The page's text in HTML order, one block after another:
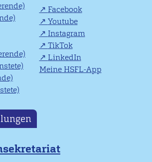
Facebook
Youtube
Instagram
TikTok
LinkedIn
Meine HSFL-App